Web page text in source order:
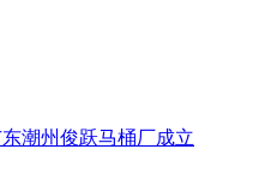
东潮州俊跃马桶厂成立